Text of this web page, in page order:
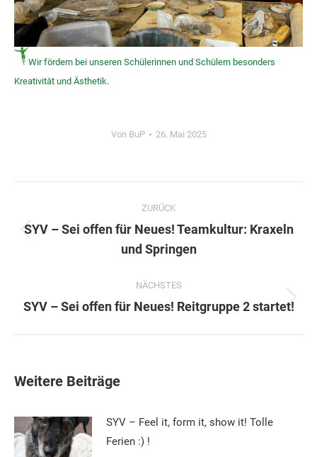
Wir fördern bei unseren Schülerinnen und Schülern besonders
Kreativität und Ästhetik.
Von BuP 26. Mai 2025
ZURÜCK
Vorheriger
Beitrag:
SYV – Sei offen für Neues! Teamkultur: Kraxeln
und Springen
NÄCHSTES
Nächster
SYV – Sei offen für Neues! Reitgruppe 2 startet!
Weitere Beiträge
SYV – Feel it, form it, show it! Tolle
Ferien :) !